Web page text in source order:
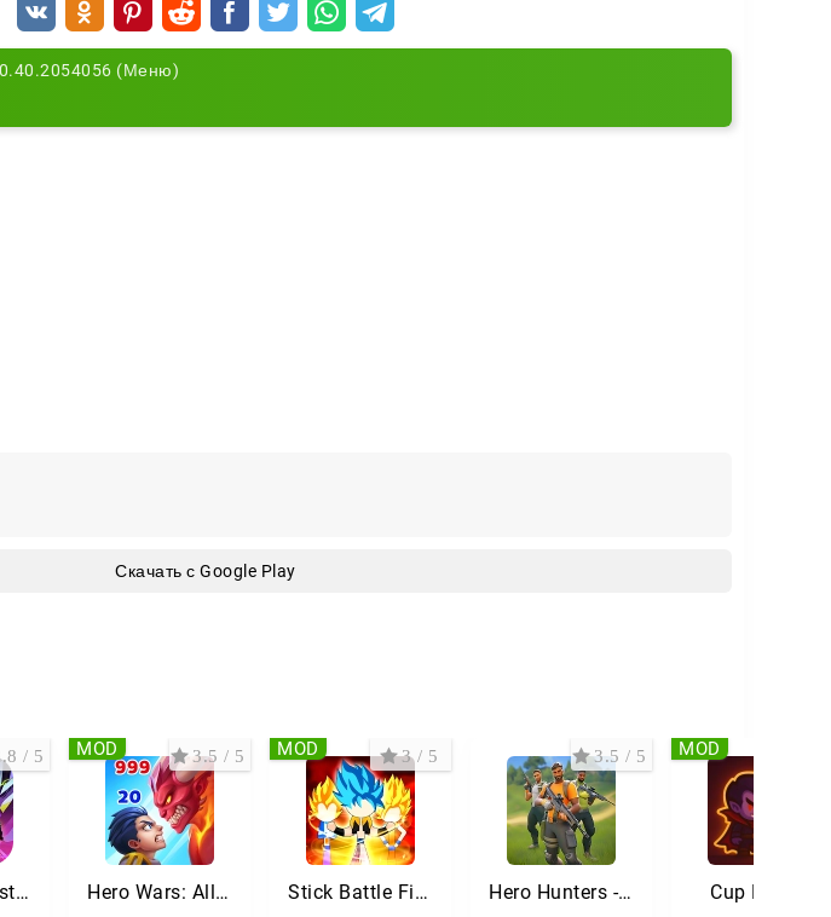
(Меню)
Скачать с Google Play
MARVEL Mystic Mayhem
/ 5
Hero Wars: Alliance
3.5 / 5
MOD
Stick Battle Fight
3 / 5
MOD
Hero Hunters - 3D Shooter wars
3.5 / 5
Cup Heroes
MOD